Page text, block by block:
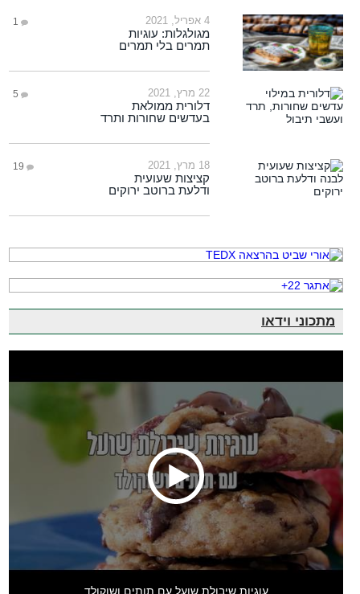
4 אפריל, 2021 1
מגולגלות: עוגיות
תמרים בלי תמרים
22 מרץ, 2021 5
דלורית ממולאת
בעדשים שחורות ותרד
18 מרץ, 2021 19
קציצות שעועית
ודלעת ברוטב ירוקים
מתכוני וידאו
עוגיות שיבולת שועל עם תותים ושוקולד